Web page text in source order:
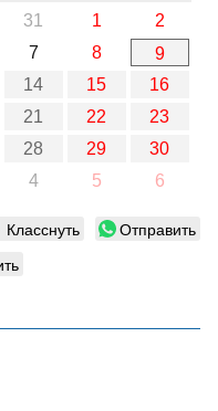
31 1
2
7 8
9
14 15
16
21 22
23
28 29
30
4 5 6
Класснуть
Отправить